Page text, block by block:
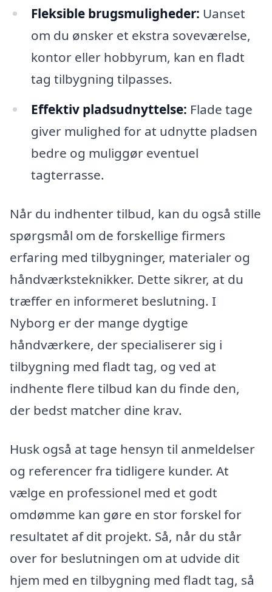
Fleksible brugsmuligheder: Uanset
om du ønsker et ekstra soveværelse,
kontor eller hobbyrum, kan en fladt
tag tilbygning tilpasses.
Effektiv pladsudnyttelse: Flade tage
giver mulighed for at udnytte pladsen
bedre og muliggør eventuel
tagterrasse.
Når du indhenter tilbud, kan du også stille
spørgsmål om de forskellige firmers
erfaring med tilbygninger, materialer og
håndværksteknikker. Dette sikrer, at du
træffer en informeret beslutning. I
Nyborg er der mange dygtige
håndværkere, der specialiserer sig i
tilbygning med fladt tag, og ved at
indhente flere tilbud kan du finde den,
der bedst matcher dine krav.
Husk også at tage hensyn til anmeldelser
og referencer fra tidligere kunder. At
vælge en professionel med et godt
omdømme kan gøre en stor forskel for
resultatet af dit projekt. Så, når du står
over for beslutningen om at udvide dit
hjem med en tilbygning med fladt tag, så